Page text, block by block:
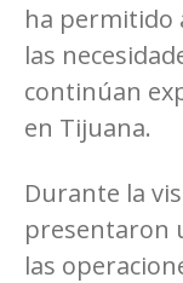
ha permitido
las
continúan
en Tijuana.
Durante la
presentaron
las